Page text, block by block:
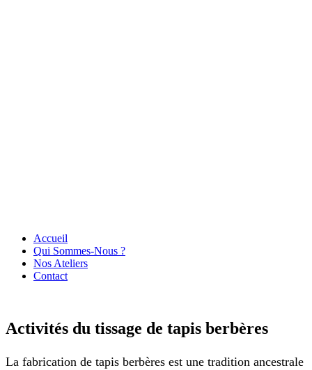
Accueil
Qui Sommes-Nous ?
Nos Ateliers
Contact
Activités du tissage de tapis berbères
La fabrication de tapis berbères est une tradition ancestrale